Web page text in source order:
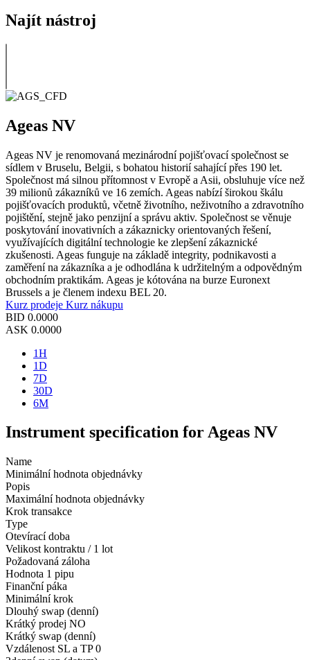
Najít nástroj
Ageas NV
Ageas NV je renomovaná mezinárodní pojišťovací společnost se
sídlem v Bruselu, Belgii, s bohatou historií sahající přes 190 let.
Společnost má silnou přítomnost v Evropě a Asii, obsluhuje více než
39 milionů zákazníků ve 16 zemích. Ageas nabízí širokou škálu
pojišťovacích produktů, včetně životního, neživotního a zdravotního
pojištění, stejně jako penzijní a správu aktiv. Společnost se věnuje
poskytování inovativních a zákaznicky orientovaných řešení,
využívajících digitální technologie ke zlepšení zákaznické
zkušenosti. Ageas funguje na základě integrity, podnikavosti a
zaměření na zákazníka a je odhodlána k udržitelným a odpovědným
obchodním praktikám. Ageas je kótována na burze Euronext
Brussels a je členem indexu BEL 20.
Kurz prodeje Kurz nákupu
BID 0.0000
ASK 0.0000
1H
1D
7D
30D
6M
Instrument specification for Ageas NV
Name
Minimální hodnota objednávky
Popis
Maximální hodnota objednávky
Krok transakce
Type
Otevírací doba
Velikost kontraktu / 1 lot
Požadovaná záloha
Hodnota 1 pipu
Finanční páka
Minimální krok
Dlouhý swap (denní)
Krátký prodej NO
Krátký swap (denní)
Vzdálenost SL a TP 0